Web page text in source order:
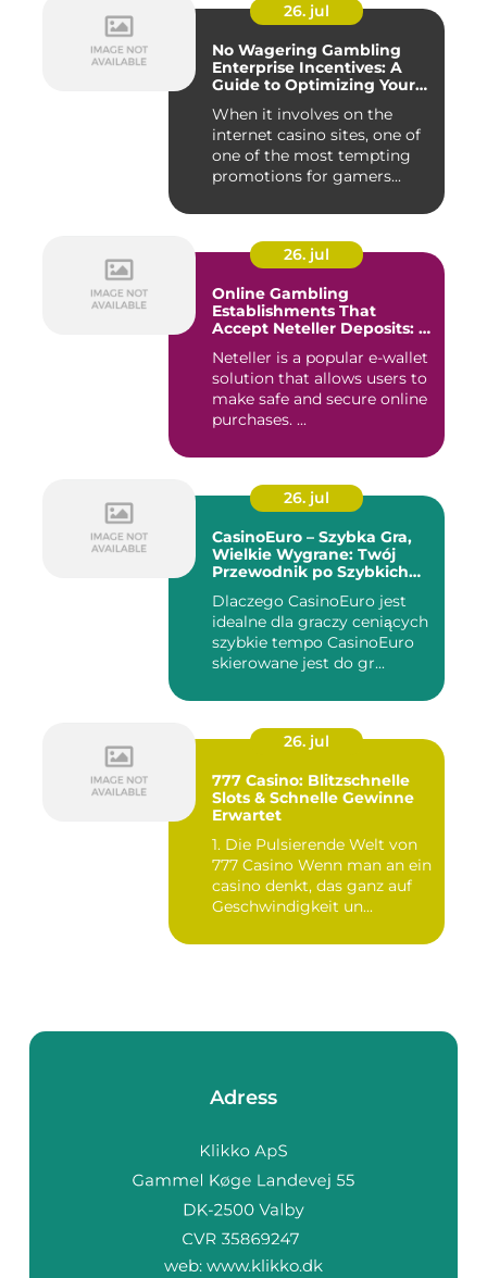
26. jul
No Wagering Gambling
Enterprise Incentives: A
Guide to Optimizing Your
When it involves on the
internet casino sites, one of
one of the most tempting
promotions for gamers...
26. jul
Online Gambling
Establishments That
Accept Neteller Deposits: A
Neteller is a popular e-wallet
solution that allows users to
make safe and secure online
purchases. ...
26. jul
CasinoEuro – Szybka Gra,
Wielkie Wygrane: Twój
Przewodnik po Szybkich
Dlaczego CasinoEuro jest
idealne dla graczy ceniących
szybkie tempo CasinoEuro
skierowane jest do gr...
26. jul
777 Casino: Blitzschnelle
Slots & Schnelle Gewinne
Erwartet
1. Die Pulsierende Welt von
777 Casino Wenn man an ein
casino denkt, das ganz auf
Geschwindigkeit un...
Adress
web: www.klikko.dk